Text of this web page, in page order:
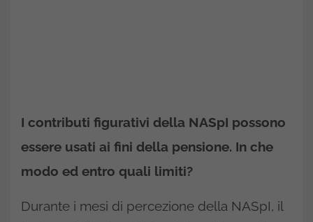
I contributi figurativi della NASpI possono
essere usati ai fini della pensione. In che
modo ed entro quali limiti?
Durante i mesi di percezione della NASpI, il